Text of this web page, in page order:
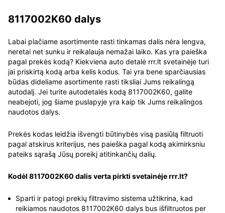
8117002K60 dalys
Labai plačiame asortimente rasti tinkamas dalis nėra lengva,
neretai net sunku ir reikalauja nemažai laiko. Kas yra paieška
pagal prekės kodą? Kiekviena auto detalė rrr.lt svetainėje turi
jai priskirtą kodą arba kelis kodus. Tai yra bene sparčiausias
būdas dideliame asortimente rasti tiksliai Jums reikalingą
autodalį. Jei turite autodetalės kodą 8117002K60, galite
neabejoti, jog šiame puslapyje yra kaip tik Jums reikalingos
naudotos dalys.
Prekės kodas leidžia išvengti būtinybės visą pasiūlą filtruoti
pagal atskirus kriterijus, nes paieška pagal kodą akimirksniu
pateiks sąrašą Jūsų poreikį atitinkančių dalių.
Kodėl 8117002K60 dalis verta pirkti svetainėje rrr.lt?
Sparti ir patogi prekių filtravimo sistema užtikrina, kad
reikiamos naudotos 8117002K60 dalys bus išfiltruotos per